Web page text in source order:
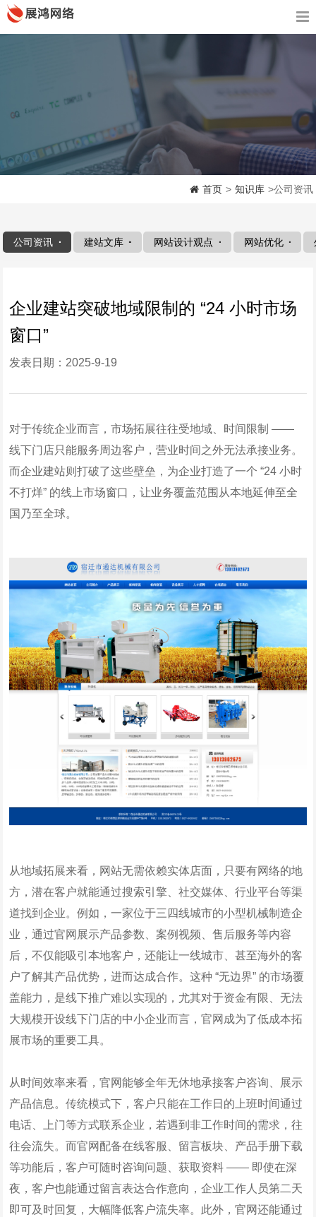
首页 > 知识库 >公司资讯
公司资讯 建站文库 网站设计观点 网站优化
企业建站突破地域限制的 “24 小时市场
窗口”
发表日期：2025-9-19
对于传统企业而言，市场拓展往往受地域、时间限制 ——
线下门店只能服务周边客户，营业时间之外无法承接业务。
而企业建站则打破了这些壁垒，为企业打造了一个 “24 小时
不打烊” 的线上市场窗口，让业务覆盖范围从本地延伸至全
国乃至全球。​
从地域拓展来看，网站无需依赖实体店面，只要有网络的地
方，潜在客户就能通过搜索引擎、社交媒体、行业平台等渠
道找到企业。例如，一家位于三四线城市的小型机械制造企
业，通过官网展示产品参数、案例视频、售后服务等内容
后，不仅能吸引本地客户，还能让一线城市、甚至海外的客
户了解其产品优势，进而达成合作。这种 “无边界” 的市场覆
盖能力，是线下推广难以实现的，尤其对于资金有限、无法
大规模开设线下门店的中小企业而言，官网成为了低成本拓
展市场的重要工具。​
从时间效率来看，官网能够全年无休地承接客户咨询、展示
产品信息。传统模式下，客户只能在工作日的上班时间通过
电话、上门等方式联系企业，若遇到非工作时间的需求，往
往会流失。而官网配备在线客服、留言板块、产品手册下载
等功能后，客户可随时咨询问题、获取资料 —— 即使在深
夜，客户也能通过留言表达合作意向，企业工作人员第二天
即可及时回复，大幅降低客户流失率。此外，官网还能通过